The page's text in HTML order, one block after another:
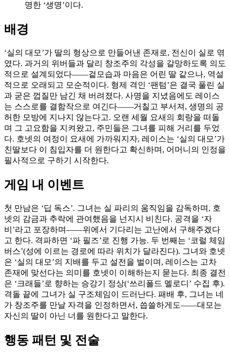
명한 ‘생명’이다.
배경
‘실의 대모’가 딸의 형상으로 만들어낸 존재로, 전신이 실로 엮
였다. 과거의 위버들과 달리 창조주의 각성을 갈망하도록 의도
적으로 설계되었다——겉모습과 마음은 어린 딸 같으나, 역설
적으로 오래되고 모순적이다. 형제 격인 ‘팬텀’은 결국 풀린 실
과 굳은 껍질만 남긴 채 버려졌다. 사명을 지녔음에도 레이스
는 스스로를 결함작으로 여긴다——거칠고 부서져, 생명의 공
허한 모방에 지나지 않는다고. 오랜 세월 요새의 회랑을 떠돌
며 그 고요함을 지켜왔고, 주민들은 그녀를 피해 거리를 두었
다. 호넷의 여정이 요새에 가까워지자, 레이스는 ‘실의 대모’가
친딸보다 이 침입자를 더 원한다고 확신하며, 어머니의 인정을
필사적으로 구하기 시작한다.
게임 내 이벤트
첫 만남은 ‘딥 독스’. 그녀는 실 파리의 움직임을 감독하며, 호
넷의 감금과 추락에 관여했음을 넌지시 비친다. 공격을 ‘자
비’라고 포장하며——위에서 기다리는 고난에서 구해주겠다
고 한다. 격파하면 ‘파 필즈’로 진행 가능. 두 번째는 ‘코럴 체임
버스’(성에 이르는 경로에 따라 위치가 달라진다). 그녀와 호넷
은 ‘실의 대모’의 지배를 두고 설전을 벌이며, 레이스는 고차
존재에 맞선다는 의미를 호넷이 이해하는지 묻는다. 최종 결전
은 ‘크래들’로 향하는 승강기 정상(‘쓰리폴드 멜로디’ 수집 후).
격돌 끝에 그녀가 실 구조체임이 드러난다. 패배 후, 그녀는 네
가 창조주를 만날 자격을 인정하면서, 씁쓸하게도——대모는
자신의 딸이 아닌 너를 원한다고 말한다.
행동 패턴 및 전술